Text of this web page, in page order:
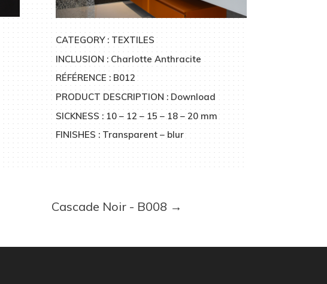
CATEGORY : TEXTILES
INCLUSION : Charlotte Anthracite
RÉFÉRENCE : B012
PRODUCT DESCRIPTION : Download
SICKNESS : 10 – 12 – 15 – 18 – 20 mm
FINISHES : Transparent – blur
Cascade Noir - B008 →